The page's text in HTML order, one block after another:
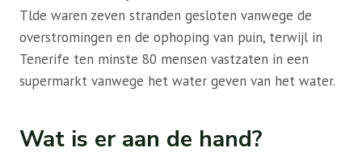
Tlde waren zeven stranden gesloten vanwege de
overstromingen en de ophoping van puin, terwijl in
Tenerife ten minste 80 mensen vastzaten in een
supermarkt vanwege het water geven van het water.
Wat is er aan de hand?